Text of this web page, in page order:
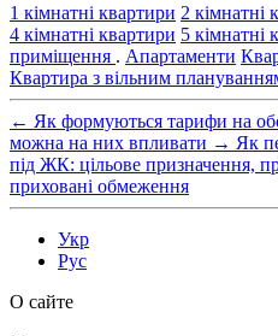
1 кімнатні квартири 2 кімнатні
4 кімнатні квартири 5 кімнатні
приміщення . Апартаменти
Квартира з вільним
← Як формуються тарифи на
можна на них впливати → Як
під ЖК: цільове призначення,
приховані обмеження
Укр
Рус
О сайте